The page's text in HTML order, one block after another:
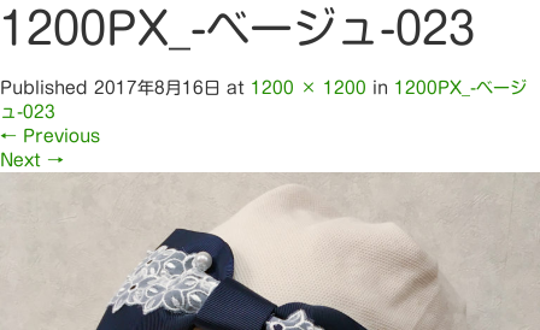
1200PX_-ベージュ-023
Published 2017年8月16日 at 1200 × 1200 in 1200PX_-ベージ
ュ-023
← Previous
Next →